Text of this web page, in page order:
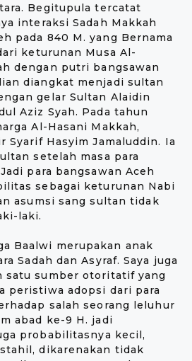
Begitupula tercatat
interaksi Sadah Makkah
pada 840 M. yang Bernama
keturunan Musa Al-
dengan putri bangsawan
diangkat menjadi sultan
gelar Sultan Alaidin
Aziz Syah. Pada tahun
Al-Hasani Makkah,
Syarif Hasyim Jamaluddin. Ia
setelah masa para
para bangsawan Aceh
sebagai keturunan Nabi
asumsi sang sultan tidak
laki.
Baalwi merupakan anak
Sadah dan Asyraf. Saya juga
satu sumber otoritatif yang
peristiwa adopsi dari para
salah seorang leluhur
abad ke-9 H. jadi
probabilitasnya kecil,
dikarenakan tidak